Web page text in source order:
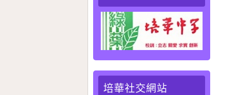
培華社交網站